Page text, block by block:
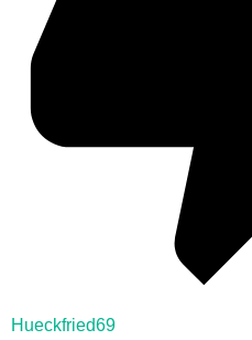
Hueckfried69